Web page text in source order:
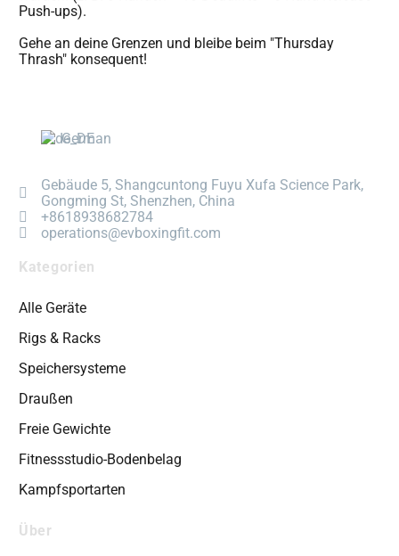
Push-ups).
Gehe an deine Grenzen und bleibe beim "Thursday
Thrash" konsequent!
German
Gebäude 5, Shangcuntong Fuyu Xufa Science Park,
Gongming St, Shenzhen, China
+8618938682784
operations@evboxingfit.com
Kategorien
Alle Geräte
Rigs & Racks
Speichersysteme
Draußen
Freie Gewichte
Fitnessstudio-Bodenbelag
Kampfsportarten
Über